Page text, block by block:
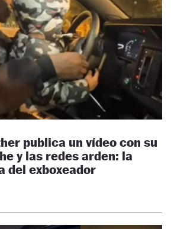
publica un vídeo con su
y las redes arden: la
del exboxeador